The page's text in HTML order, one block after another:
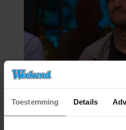
Toestemming Details
VICTOR VLAM
NIEHE NA